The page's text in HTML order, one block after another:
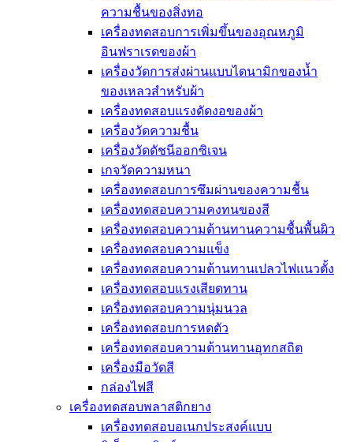
ความชื้นของสิ่งทอ
เครื่องทดสอบการเพิ่มขึ้นของอุณหภูมิ
อินฟราเรดของผ้า
เครื่องวัดการส่งผ่านแบบไดนามิกของน้ำ
ของเหลวสำหรับผ้า
เครื่องทดสอบแรงดัดงอของผ้า
เครื่องวัดความชื้น
เครื่องวัดดัชนีออกซิเจน
เกจวัดความหนา
เครื่องทดสอบการซึมผ่านของความชื้น
เครื่องทดสอบความคงทนของสี
เครื่องทดสอบความต้านทานความชื้นพื้นผิว
เครื่องทดสอบความแข็ง
เครื่องทดสอบความต้านทานเปลวไฟแนวตั้ง
เครื่องทดสอบแรงเสียดทาน
เครื่องทดสอบความนุ่มนวล
เครื่องทดสอบการหดตัว
เครื่องทดสอบความต้านทานอุทกสถิต
เครื่องมือวัดสี
กล่องไฟสี
เครื่องทดสอบพลาสติกยาง
เครื่องทดสอบอเนกประสงค์แบบ